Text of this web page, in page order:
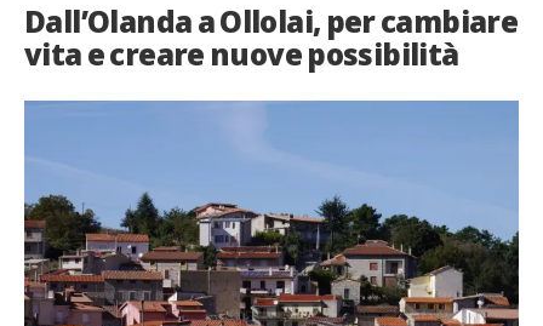
Dall’Olanda a Ollolai, per cambiare
vita e creare nuove possibilità